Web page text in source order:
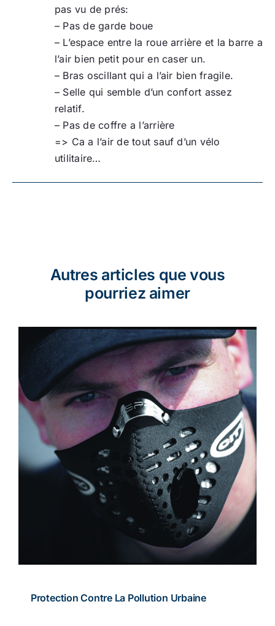
pas vu de prés:
– Pas de garde boue
– L’espace entre la roue arrière et la barre a
l’air bien petit pour en caser un.
– Bras oscillant qui a l’air bien fragile.
– Selle qui semble d’un confort assez
relatif.
– Pas de coffre a l’arrière
=> Ca a l’air de tout sauf d’un vélo
utilitaire…
Autres articles que vous
pourriez aimer
Protection Contre La Pollution Urbaine